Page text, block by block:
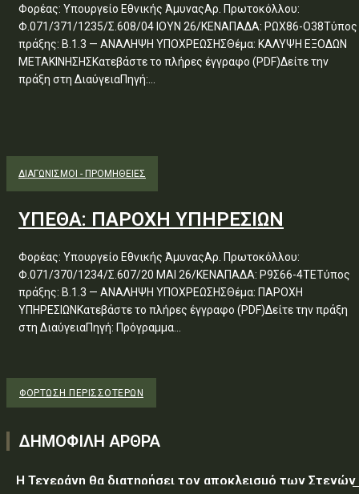
Φορέας: Υπουργείο Εθνικής ΆμυναςΑρ. Πρωτοκόλλου:
Φ.071/371/1235/Σ.608/04 ΙΟΥΝ 26/ΚΕΝΑΠΑΔΑ: ΡΩΧ86-Ο38Τύπος
πράξης: Β.1.3 — ΑΝΑΛΗΨΗ ΥΠΟΧΡΕΩΣΗΣΘέμα: ΚΑΛΥΨΗ ΕΞΟΔΩΝ
ΜΕΤΑΚΙΝΗΣΗΣΚατεβάστε το πλήρες έγγραφο (PDF)Δείτε την
πράξη στη ΔιαύγειαΠηγή:...
ΔΙΑΓΩΝΙΣΜΟΊ - ΠΡΟΜΉΘΕΙΕΣ
ΥΠΕΘΑ: ΠΑΡΟΧΗ ΥΠΗΡΕΣΙΩΝ
Φορέας: Υπουργείο Εθνικής ΆμυναςΑρ. Πρωτοκόλλου:
Φ.071/370/1234/Σ.607/20 ΜΑΙ 26/ΚΕΝΑΠΑΔΑ: Ρ9Σ66-4ΤΕΤύπος
πράξης: Β.1.3 — ΑΝΑΛΗΨΗ ΥΠΟΧΡΕΩΣΗΣΘέμα: ΠΑΡΟΧΗ
ΥΠΗΡΕΣΙΩΝΚατεβάστε το πλήρες έγγραφο (PDF)Δείτε την πράξη
στη ΔιαύγειαΠηγή: Πρόγραμμα...
ΦΌΡΤΩΣΗ ΠΕΡΙΣΣΟΤΈΡΩΝ
ΔΗΜΟΦΙΛΗ ΑΡΘΡΑ
Η Τεχεράνη θα διατηρήσει τον αποκλεισμό των Στενών